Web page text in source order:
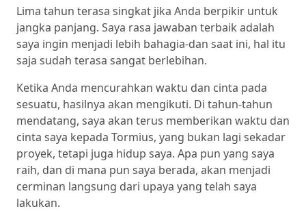
Lima tahun terasa singkat jika Anda berpikir untuk
jangka panjang. Saya rasa jawaban terbaik adalah
saya ingin menjadi lebih bahagia-dan saat ini, hal itu
saja sudah terasa sangat berlebihan.
Ketika Anda mencurahkan waktu dan cinta pada
sesuatu, hasilnya akan mengikuti. Di tahun-tahun
mendatang, saya akan terus memberikan waktu dan
cinta saya kepada Tormius, yang bukan lagi sekadar
proyek, tetapi juga hidup saya. Apa pun yang saya
raih, dan di mana pun saya berada, akan menjadi
cerminan langsung dari upaya yang telah saya
lakukan.